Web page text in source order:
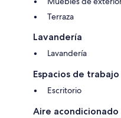
Terraza
Lavandería
Lavandería
Espacios de trabajo
Escritorio
Aire